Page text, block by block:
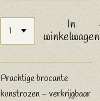
In
winkelwagen
Prachtige brocante
kunstrozen – verkrijgbaar